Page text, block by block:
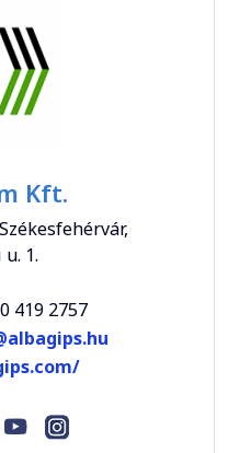
Kft.
u. 1.
419 2757